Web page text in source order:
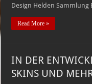
Design Helden Sammlung
Read More »
IN DER
SKINS UND